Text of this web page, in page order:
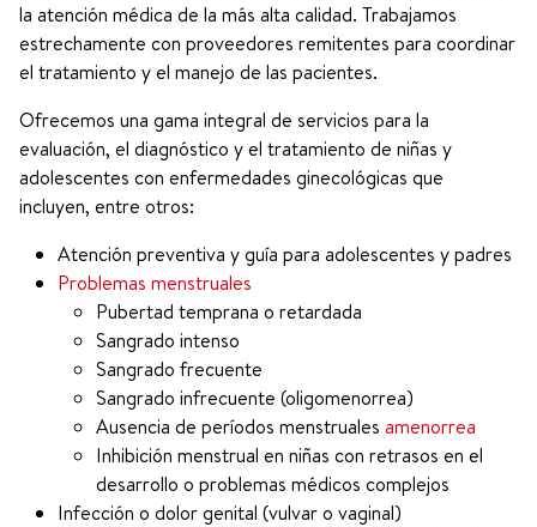
la atención médica de la más alta calidad. Trabajamos
estrechamente con proveedores remitentes para coordinar
el tratamiento y el manejo de las pacientes.
Ofrecemos una gama integral de servicios para la
evaluación, el diagnóstico y el tratamiento de niñas y
adolescentes con enfermedades ginecológicas que
incluyen, entre otros:
Atención preventiva y guía para adolescentes y padres
Problemas menstruales
Pubertad temprana o retardada
Sangrado intenso
Sangrado frecuente
Sangrado infrecuente (oligomenorrea)
Ausencia de períodos menstruales amenorrea
Inhibición menstrual en niñas con retrasos en el
desarrollo o problemas médicos complejos
Infección o dolor genital (vulvar o vaginal)